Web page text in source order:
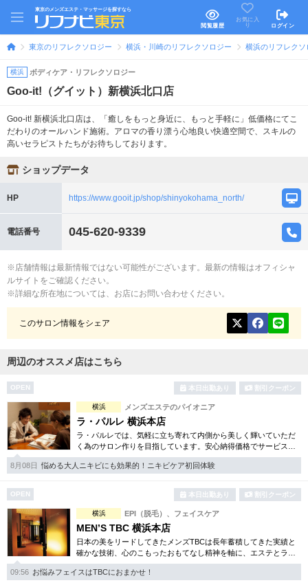
東京のメンズエステ・マッサージを探すなら
閲覧履歴
お気に入
り
ログイン
東京のリフレクソロジー 横浜・川崎のリフレクソロジー 横浜のリフレクソ
横浜 ボディケア・リフレクソロジー
Goo-it!（グイット）新横浜北口店
Goo-it! 新横浜北口店は、「癒しをもっと身近に、もっと手軽に」低価格にてこ
だわりのオールハンド施術。アロマの香り漂う心地良い快適空間で、スキルの
高いセラピストたちがお待ちしております。
ショップデータ
HP https://www.gooit.jp/shop/shinyokohama_north/
電話番号 045-620-9339
※店舗情報は最新情報ではない可能性がございます。最新の情報はオフィシャ
ルサイトをご確認ください。
※詳細な所在地については、お店にお問い合わせください。
このサロン情報をシェア
周辺のオススメ店はこちら
OPEN 本日出勤あり 割引クーポン
横浜 メンズエステのパイオニア
ラ・パルレ 横浜本店
ラ・パルレでは、気軽に立ち寄れて内側から美しく輝いていただ
く為のサロン作りを目指しています。安心納得価格でサービスを
ご提供致。脱毛・フェイシャル・ダイエット等多彩な体験コース
をご用意しております。
8月08日 悩める大人ニキビにも効果的！ニキビケア初回体験
OPEN 本日出勤あり 割引クーポン
横浜 EPI（脱毛）、フェイスケア
MEN’S TBC 横浜本店
日本の美をリードしてきたメンズTBCは長年蓄積してきた実績と
確かな技術、心のこもったおもてなし精神を軸に、エステとライ
フスタイルの観点から健康的な美しさを追究。脱毛やシェイプ等
お得な体験コースは必見。
09:56 お悩みフェイスはTBCにおまかせ！